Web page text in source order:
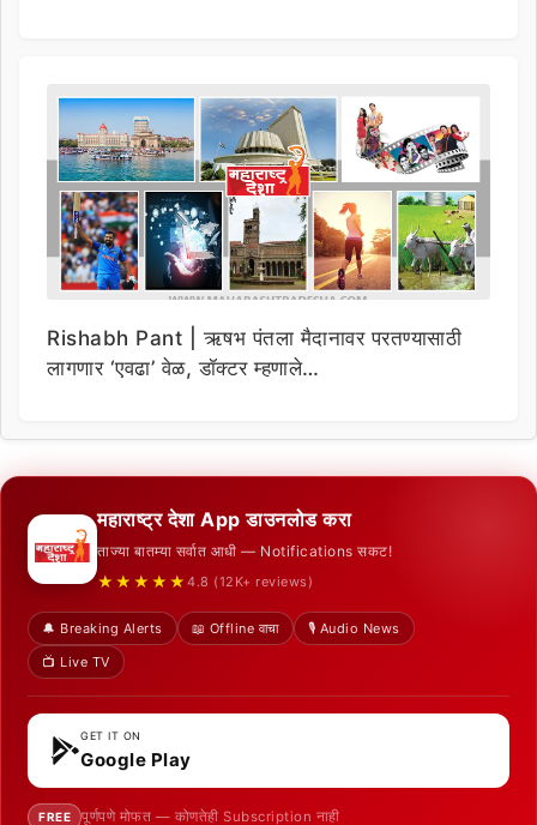
Rishabh Pant | ऋषभ पंतला मैदानावर परतण्यासाठी
लागणार ‘एवढा’ वेळ, डॉक्टर म्हणाले…
महाराष्ट्र देशा App डाउनलोड करा
ताज्या बातम्या सर्वात आधी — Notifications सकट!
★★★★★ 4.8 (12K+ reviews)
🔔 Breaking Alerts 📖 Offline वाचा
🎙️ Audio News
📺 Live TV
GET IT ON
Google Play
FREE पूर्णपणे मोफत — कोणतेही Subscription नाही